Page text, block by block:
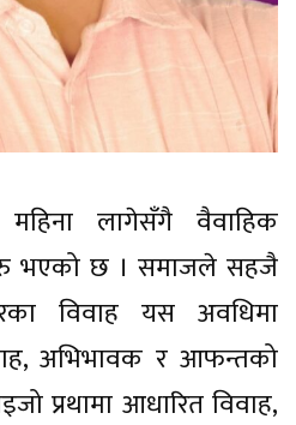
लागेसँगै वैवाहिक
भएको छ । समाजले सहजै
विवाह यस अवधिमा
अभिभावक र आफन्तको
प्रथामा आधारित विवाह,